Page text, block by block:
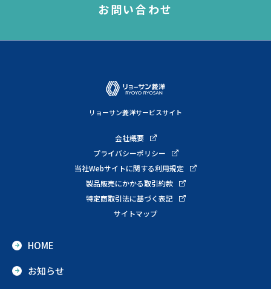
お問い合わせ
リョーサン菱洋サービスサイト
会社概要
プライバシーポリシー
当社Webサイトに関する利用規定
製品販売にかかる取引約款
特定商取引法に基づく表記
サイトマップ
HOME
お知らせ